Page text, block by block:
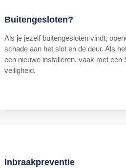
Buitengesloten?
Als je jezelf buitengesloten vindt,
schade aan het slot en de deur. Als
een nieuwe installeren, vaak met
veiligheid.
Inbraakpreventie